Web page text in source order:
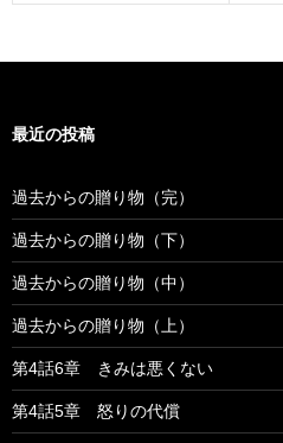
最近の投稿
過去からの贈り物（完）
過去からの贈り物（下）
過去からの贈り物（中）
過去からの贈り物（上）
第4話6章 きみは悪くない
第4話5章 怒りの代償